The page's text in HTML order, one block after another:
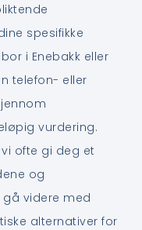
spesifikke
i Enebakk eller
telefon- eller
vurdering.
ofte gi deg et
og
videre med
alternativer for